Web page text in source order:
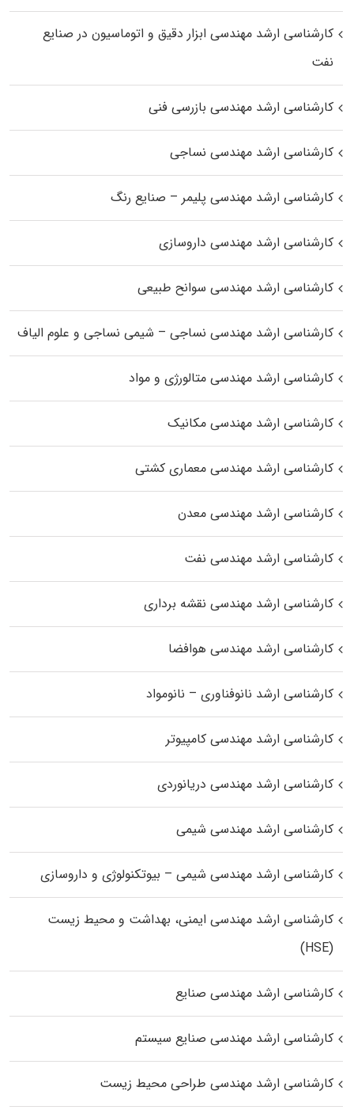
کارشناسی ارشد مهندسی ابزار دقیق و اتوماسیون در صنایع
نفت
کارشناسی ارشد مهندسی بازرسی فنی
کارشناسی ارشد مهندسی نساجی
کارشناسی ارشد مهندسی پلیمر – صنایع رنگ
کارشناسی ارشد مهندسی داروسازی
کارشناسی ارشد مهندسی سوانح طبیعی
کارشناسی ارشد مهندسی نساجی – شیمی نساجی و علوم الیاف
کارشناسی ارشد مهندسی متالورژی و مواد
کارشناسی ارشد مهندسی مکانیک
کارشناسی ارشد مهندسی معماری کشتی
کارشناسی ارشد مهندسی معدن
کارشناسی ارشد مهندسی نفت
کارشناسی ارشد مهندسی نقشه برداری
کارشناسی ارشد مهندسی هوافضا
کارشناسی ارشد نانوفناوری – نانومواد
کارشناسی ارشد مهندسی کامپیوتر
کارشناسی ارشد مهندسی دریانوردی
کارشناسی ارشد مهندسی شیمی
کارشناسی ارشد مهندسی شیمی – بیوتکنولوژی و داروسازی
کارشناسی ارشد مهندسی ایمنی، بهداشت و محیط زیست
(HSE)
کارشناسی ارشد مهندسی صنایع
کارشناسی ارشد مهندسی صنایع سیستم
کارشناسی ارشد مهندسی طراحی محیط زیست